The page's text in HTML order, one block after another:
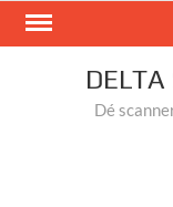
DELTA
Dé